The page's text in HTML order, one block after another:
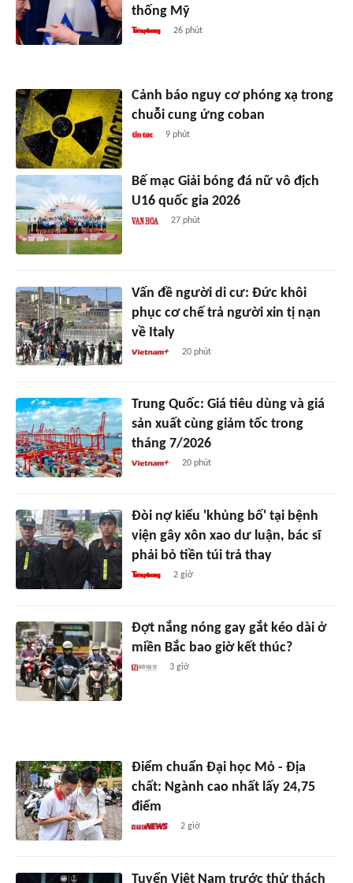
thống Mỹ
26 phút
Cảnh báo nguy cơ phóng xạ trong
chuỗi cung ứng coban
9 phút
Bế mạc Giải bóng đá nữ vô địch
U16 quốc gia 2026
27 phút
Vấn đề người di cư: Đức khôi
phục cơ chế trả người xin tị nạn
về Italy
20 phút
Trung Quốc: Giá tiêu dùng và giá
sản xuất cùng giảm tốc trong
tháng 7/2026
20 phút
Đòi nợ kiểu 'khủng bố' tại bệnh
viện gây xôn xao dư luận, bác sĩ
phải bỏ tiền túi trả thay
2 giờ
Đợt nắng nóng gay gắt kéo dài ở
miền Bắc bao giờ kết thúc?
3 giờ
Điểm chuẩn Đại học Mỏ - Địa
chất: Ngành cao nhất lấy 24,75
điểm
2 giờ
Tuyển Việt Nam trước thử thách